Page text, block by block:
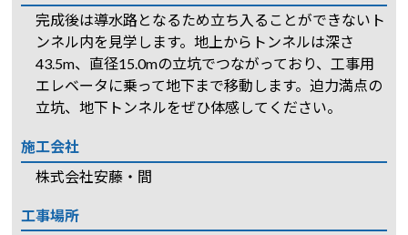
完成後は導水路となるため立ち入ることができないト
ンネル内を見学します。地上からトンネルは深さ
43.5m、直径15.0mの立坑でつながっており、工事用
エレベータに乗って地下まで移動します。迫力満点の
立坑、地下トンネルをぜひ体感してください。
施工会社
株式会社安藤・間
工事場所